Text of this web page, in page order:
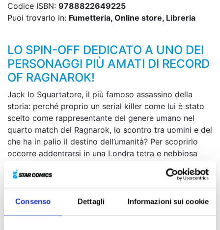
Consenso Dettagli Informazioni sui cookie
Codice ISBN: 9788822649225
Puoi trovarlo in: Fumetteria, Online store, Libreria
LO SPIN-OFF DEDICATO A UNO DEI
PERSONAGGI PIÙ AMATI DI RECORD
OF RAGNAROK!
Jack lo Squartatore, il più famoso assassino della
storia: perché proprio un serial killer come lui è stato
scelto come rappresentante del genere umano nel
quarto match del Ragnarok, lo scontro tra uomini e dei
che ha in palio il destino dell’umanità? Per scoprirlo
occorre addentrarsi in una Londra tetra e nebbiosa
Dopo il successo della serie
Record of Ragnarok,
arriva lo spin-off dedicato a Jack lo Squartatore, uno
dei personaggi più amati del “battle shonen” di
Azychika, Shinya Umemura,Takumi Fukui, Keita Iizuka!